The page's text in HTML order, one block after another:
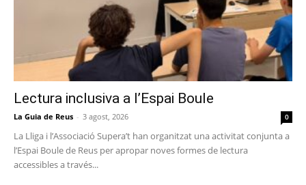
Lectura inclusiva a l’Espai Boule
La Guia de Reus - 3 agost, 2026 0
La Lliga i l’Associació Supera’t han organitzat una activitat conjunta a
l’Espai Boule de Reus per apropar noves formes de lectura
accessibles a través...